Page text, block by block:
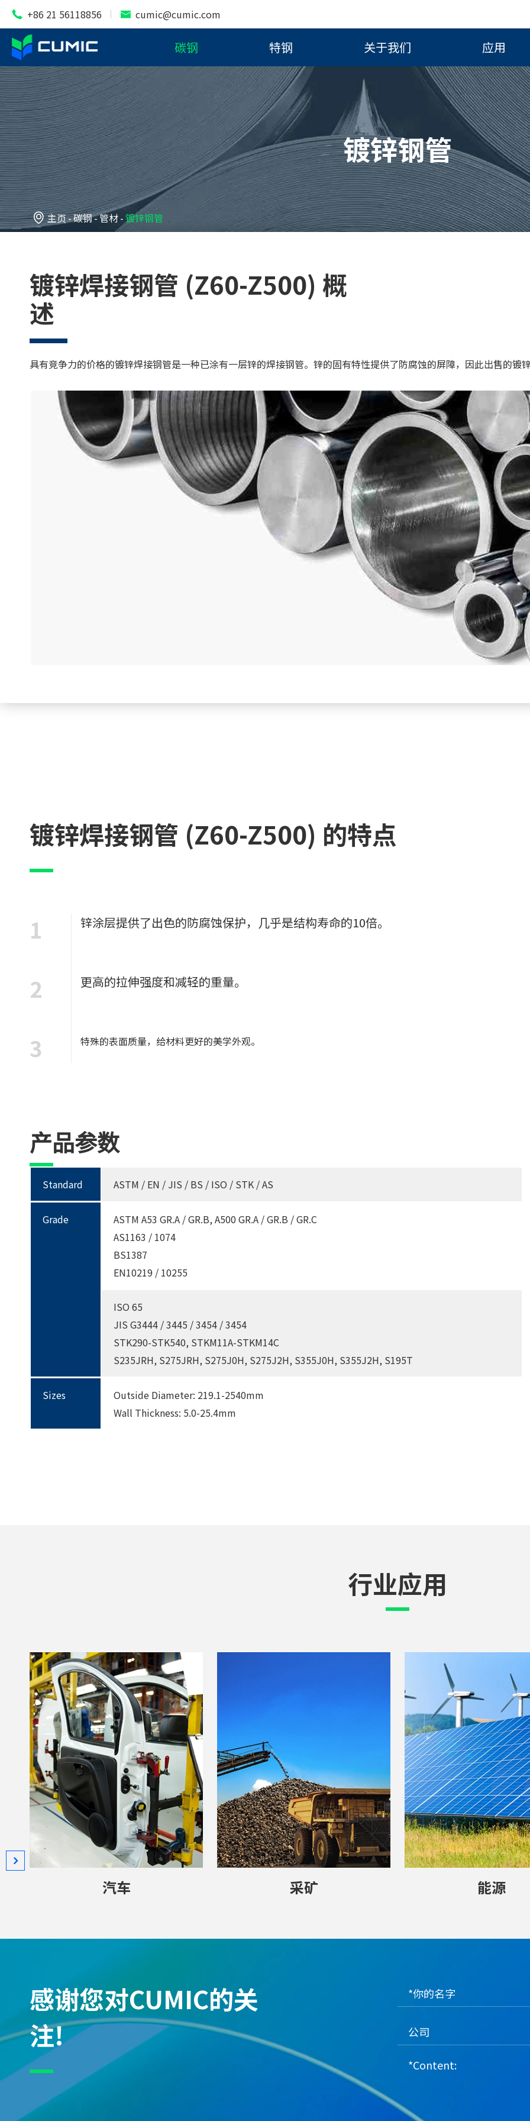
 +86 21 56118856  cumic@cumic.com
碳钢 特钢 关于我们 应用
镀锌钢管
主页 碳钢 管材 镀锌钢管
镀锌焊接钢管 (Z60-Z500) 概
述
具有竞争力的价格的镀锌焊接钢管是一种已涂有一层锌的焊接钢管。锌的固有特性提供了防腐蚀的屏障，因此出售的镀
镀锌焊接钢管 (Z60-Z500) 的特点
1 锌涂层提供了出色的防腐蚀保护，几乎是结构寿命的10倍。
2 更高的拉伸强度和减轻的重量。
3 特殊的表面质量，给材料更好的美学外观。
产品参数
Standard ASTM / EN / JIS / BS / ISO / STK / AS
Grade
ASTM A53 GR.A / GR.B, A500 GR.A / GR.B / GR.C
AS1163 / 1074
BS1387
EN10219 / 10255
ISO 65
JIS G3444 / 3445 / 3454 / 3454
STK290-STK540, STKM11A-STKM14C
S235JRH, S275JRH, S275J0H, S275J2H, S355J0H, S355J2H, S195T
Sizes
Outside Diameter: 219.1-2540mm
Wall Thickness: 5.0-25.4mm
行业应用
汽车 采矿 能源
感谢您对CUMIC的关
注!